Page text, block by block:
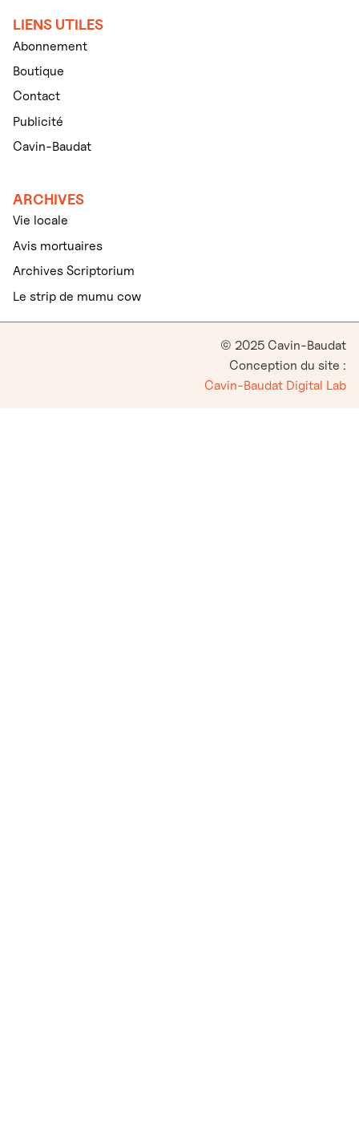
LIENS UTILES
Abonnement
Boutique
Contact
Publicité
Cavin-Baudat
ARCHIVES
Vie locale
Avis mortuaires
Archives Scriptorium
Le strip de mumu cow
© 2025 Cavin-Baudat
Conception du site :
Cavin-Baudat Digital Lab